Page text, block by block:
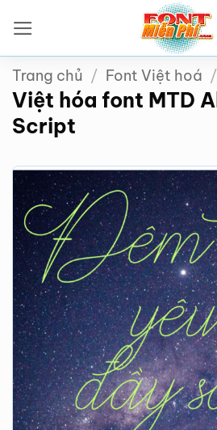
qua
nội
dung
Trang chủ / Font Việt hoá /
Việt hóa font MTD
Script